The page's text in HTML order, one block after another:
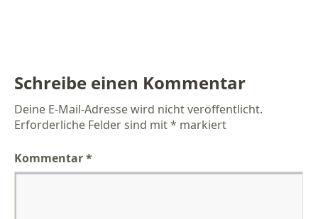
Schreibe einen Kommentar
Deine E-Mail-Adresse wird nicht veröffentlicht.
Erforderliche Felder sind mit* markiert
Kommentar*